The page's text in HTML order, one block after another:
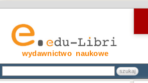
wydawnictwo naukowe